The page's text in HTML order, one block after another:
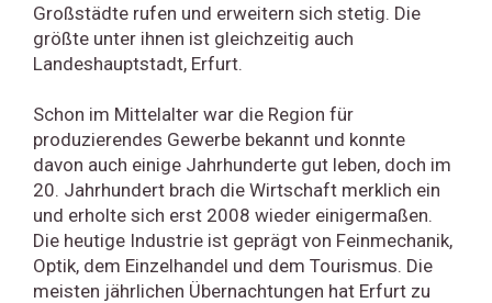
Großstädte rufen und erweitern sich stetig. Die
größte unter ihnen ist gleichzeitig auch
Landeshauptstadt, Erfurt.
Schon im Mittelalter war die Region für
produzierendes Gewerbe bekannt und konnte
davon auch einige Jahrhunderte gut leben, doch im
20. Jahrhundert brach die Wirtschaft merklich ein
und erholte sich erst 2008 wieder einigermaßen.
Die heutige Industrie ist geprägt von Feinmechanik,
Optik, dem Einzelhandel und dem Tourismus. Die
meisten jährlichen Übernachtungen hat Erfurt zu